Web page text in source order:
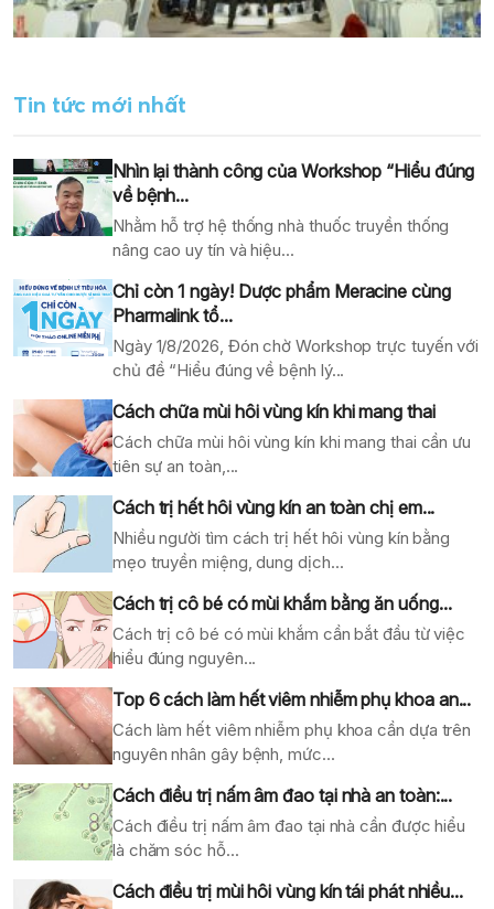
Tin tức mới nhất
Nhìn lại thành công của Workshop “Hiểu đúng
về bệnh...
Nhằm hỗ trợ hệ thống nhà thuốc truyền thống
nâng cao uy tín và hiệu...
Chỉ còn 1 ngày! Dược phẩm Meracine cùng
Pharmalink tổ...
Ngày 1/8/2026, Đón chờ Workshop trực tuyến với
chủ đề “Hiểu đúng về bệnh lý...
Cách chữa mùi hôi vùng kín khi mang thai
Cách chữa mùi hôi vùng kín khi mang thai cần ưu
tiên sự an toàn,...
Cách trị hết hôi vùng kín an toàn chị em...
Nhiều người tìm cách trị hết hôi vùng kín bằng
mẹo truyền miệng, dung dịch...
Cách trị cô bé có mùi khắm bằng ăn uống...
Cách trị cô bé có mùi khắm cần bắt đầu từ việc
hiểu đúng nguyên...
Top 6 cách làm hết viêm nhiễm phụ khoa an...
Cách làm hết viêm nhiễm phụ khoa cần dựa trên
nguyên nhân gây bệnh, mức...
Cách điều trị nấm âm đao tại nhà an toàn:...
Cách điều trị nấm âm đao tại nhà cần được hiểu
là chăm sóc hỗ...
Cách điều trị mùi hôi vùng kín tái phát nhiều...